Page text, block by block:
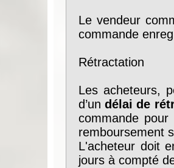
Le vendeur
commande
Rétractation
Les acheteurs,
d’un délai de
commande
remboursement
L'acheteur doit
jours à compté